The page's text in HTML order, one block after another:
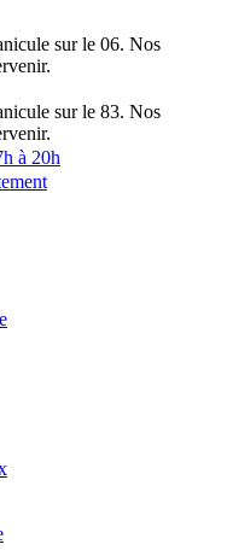
sur le 06. Nos
sur le 83. Nos
à 20h